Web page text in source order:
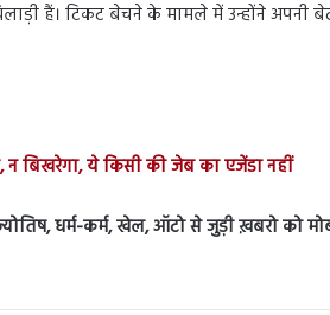
हैं। टिकट बेचने के मामले में उन्होंने अपनी
बिखरेगा, ये किसी की जेब का एजेंडा नहीं
ज्योतिष, धर्म-कर्म, खेल, ऑटो से जुड़ी ख़बरो को